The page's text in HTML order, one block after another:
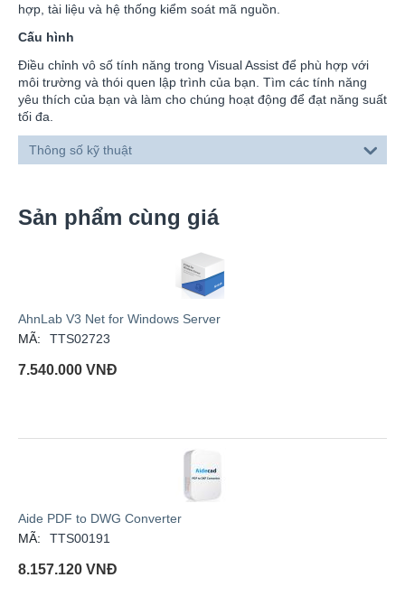
hợp, tài liệu và hệ thống kiểm soát mã nguồn.
Cấu hình
Điều chỉnh vô số tính năng trong Visual Assist để phù hợp với
môi trường và thói quen lập trình của bạn. Tìm các tính năng
yêu thích của bạn và làm cho chúng hoạt động để đạt năng suất
tối đa.
Thông số kỹ thuật
Sản phẩm cùng giá
AhnLab V3 Net for Windows Server
MÃ:
TTS02723
7.540.000 VNĐ
Aide PDF to DWG Converter
MÃ:
TTS00191
8.157.120 VNĐ